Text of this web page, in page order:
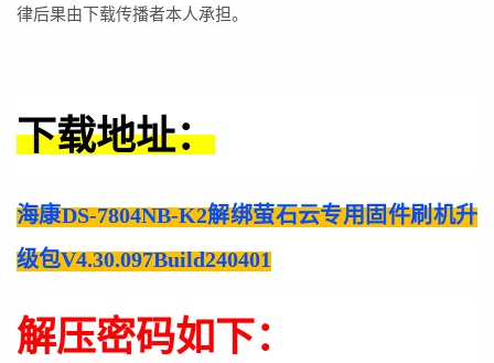
律后果由下载传播者本人承担。
下载地址：
海康DS-7804NB-K2解绑萤石云专用固件刷机升
级包V4.30.097Build240401
解压密码如下：